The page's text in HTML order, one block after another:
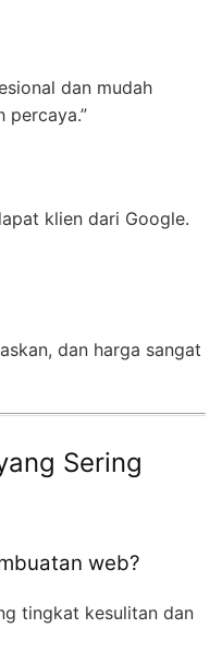
dan mudah
percaya.”
klien dari Google.
dan harga sangat
Sering
web?
tingkat kesulitan dan